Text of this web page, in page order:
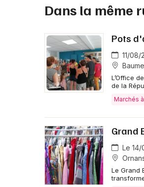
Dans la même
Pots
11/
L’Office
de la
Marchés
Grand
Le
Le Grand